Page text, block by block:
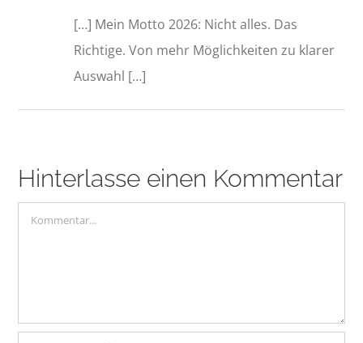
[…] Mein Motto 2026: Nicht alles. Das
Richtige. Von mehr Möglichkeiten zu klarer
Auswahl […]
Hinterlasse einen Kommentar
Kommentar